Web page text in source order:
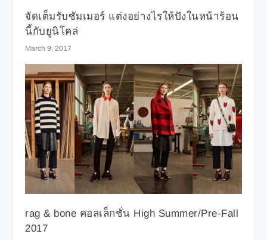
จัดเต็มรับซัมเมอร์ แต่งอย่างไรให้ปังในหน้าร้อน
นี้กับยูนิโคล่
March 9, 2017
rag & bone คอลเล็กชั่น High Summer/Pre-Fall
2017